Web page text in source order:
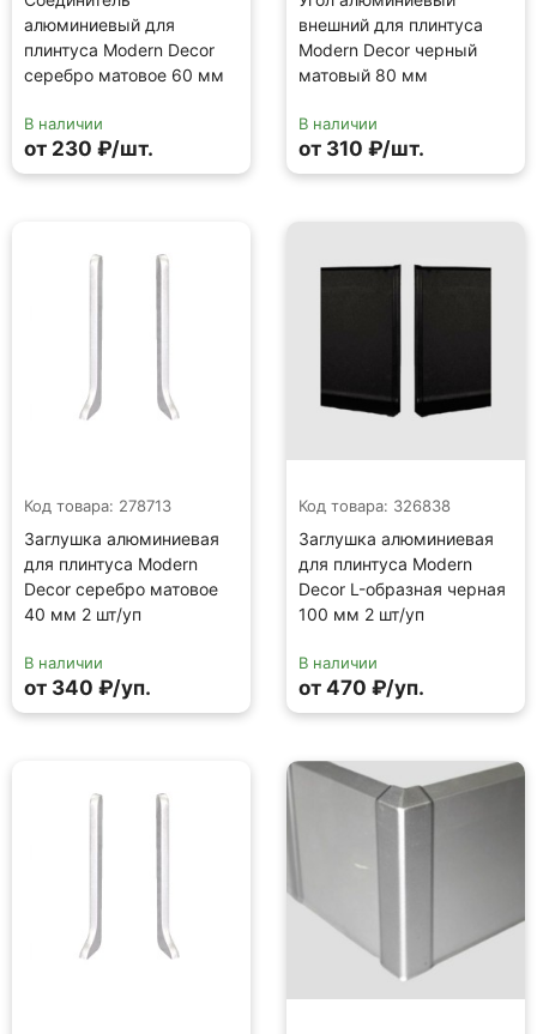
алюминиевый для
плинтуса Modern Decor
серебро матовое 60 мм
В наличии
от 230 ₽/шт.
внешний для плинтуса
Modern Decor черный
матовый 80 мм
В наличии
от 310 ₽/шт.
Код товара: 278713
Заглушка алюминиевая
для плинтуса Modern
Decor серебро матовое
40 мм 2 шт/уп
В наличии
от 340 ₽/уп.
Код товара: 326838
Заглушка алюминиевая
для плинтуса Modern
Decor L-образная черная
100 мм 2 шт/уп
В наличии
от 470 ₽/уп.